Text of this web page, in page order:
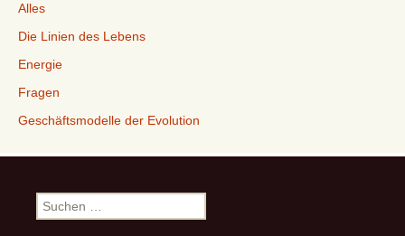
Alles
Die Linien des Lebens
Energie
Fragen
Geschäftsmodelle der Evolution
Suchen
nach: